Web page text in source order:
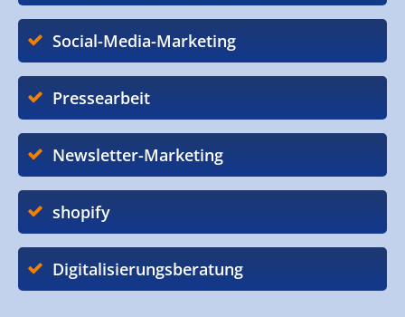
Social-Media-Marketing
Pressearbeit
Newsletter-Marketing
shopify
Digitalisierungsberatung